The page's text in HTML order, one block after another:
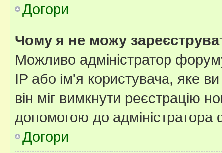
Догори
Чому я не можу
Можливо адміністратор
IP або ім'я користувача, яке
він міг вимкнути реєстрацію
допомогою до адміністратора
Догори